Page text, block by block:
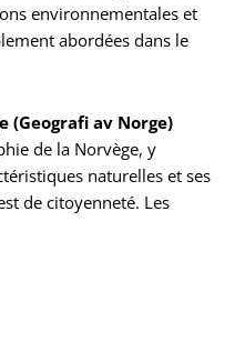
environnementales et
abordées dans le
(Geografi av Norge)
de la Norvège, y
naturelles et ses
de citoyenneté. Les